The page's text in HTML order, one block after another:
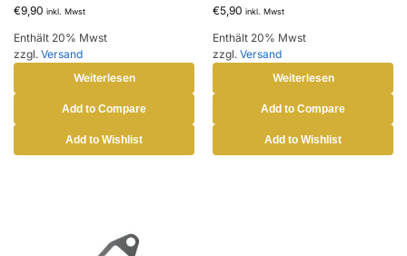
€9,90 inkl. Mwst
Enthält 20% Mwst
zzgl. Versand
Weiterlesen
Add to Compare
Add to Wishlist
€5,90 inkl. Mwst
Enthält 20% Mwst
zzgl. Versand
Weiterlesen
Add to Compare
Add to Wishlist